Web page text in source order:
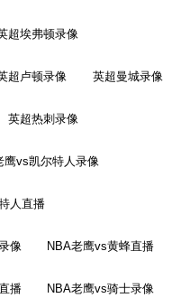
超埃弗顿录像
超卢顿录像 英超曼城录像
英超热刺录像
鹰vs凯尔特人录像
人直播
像 NBA老鹰vs黄蜂直播
播 NBA老鹰vs骑士录像